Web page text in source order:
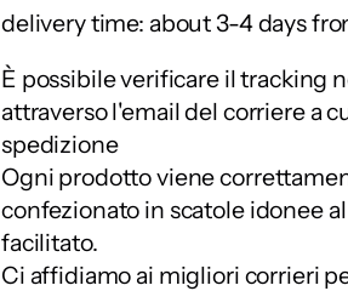
delivery time: about 3-4 days
È possibile verificare il tracking
attraverso l'email del corriere a
spedizione
Ogni prodotto viene
confezionato in scatole idonee
facilitato.
Ci affidiamo ai migliori corrieri